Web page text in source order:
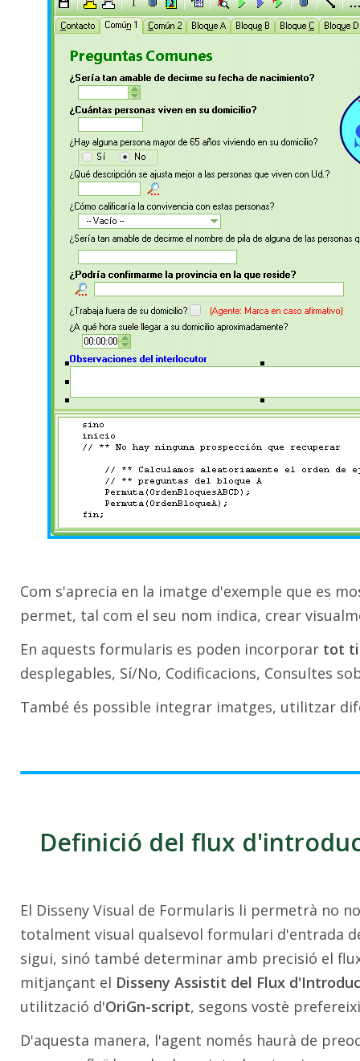
Com s'aprecia en la imatge d'exemple que es
permet, tal com el seu nom indica, crear
En aquests formularis es poden incorporar tot
desplegables, Sí/No, Codificacions, Consultes
També és possible integrar imatges, utilitzar
Definició del flux
El Disseny Visual de Formularis li permetrà no
totalment visual qualsevol formulari d'entrada
sigui, sinó també determinar amb precisió el
mitjançant el Disseny Assistit del Flux
utilització d'OriGn-script, segons vostè
D'aquesta manera, l'agent només haurà de